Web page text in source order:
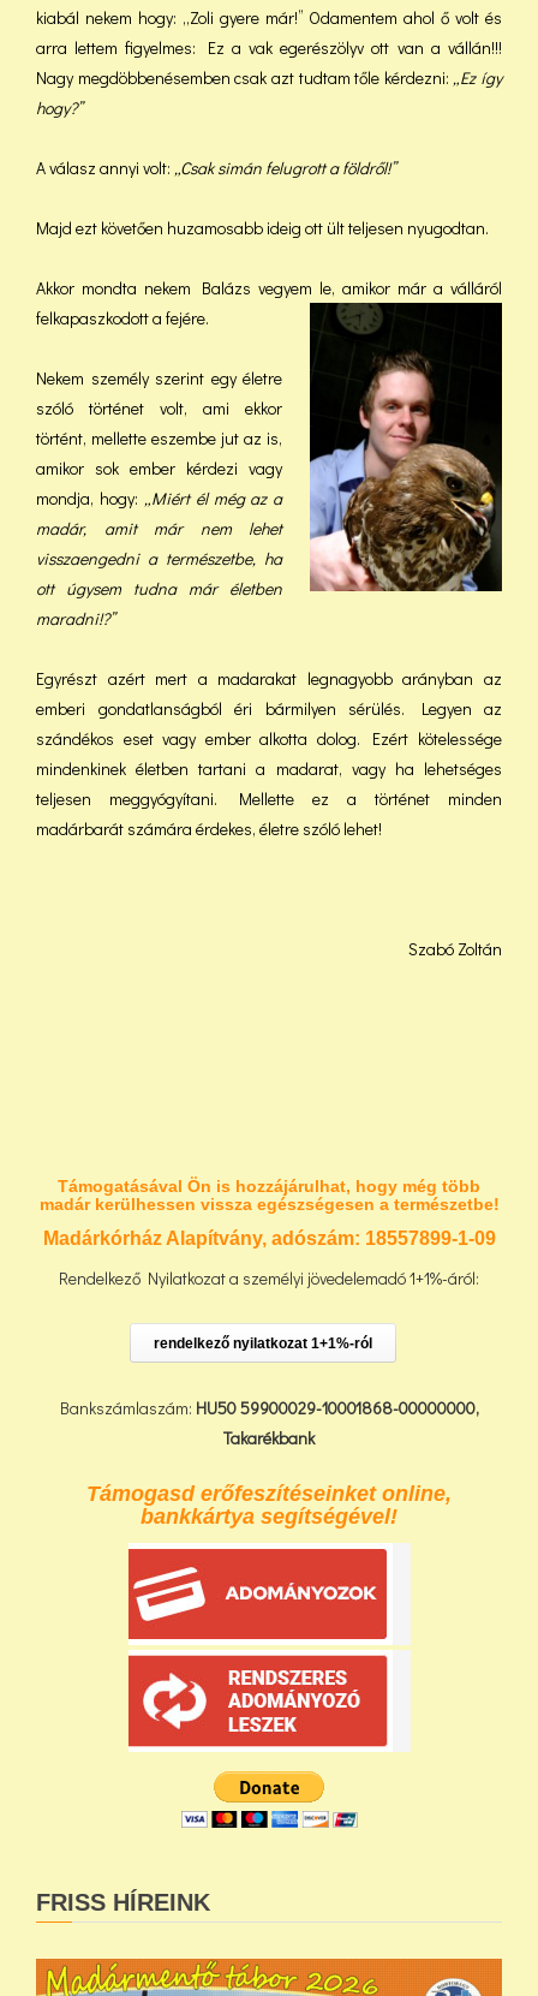
kiabál nekem hogy: „Zoli gyere már!” Odamentem ahol ő volt és
arra lettem figyelmes: Ez a vak egerészölyv ott van a vállán!!!
Nagy megdöbbenésemben csak azt tudtam tőle kérdezni: „Ez így
hogy?”
A válasz annyi volt: „Csak simán felugrott a földről!”
Majd ezt követően huzamosabb ideig ott ült teljesen nyugodtan.
Akkor mondta nekem Balázs vegyem le, amikor már a válláról
felkapaszkodott a fejére.
Nekem személy szerint egy életre
szóló történet volt, ami ekkor
történt, mellette eszembe jut az is,
amikor sok ember kérdezi vagy
mondja, hogy: „Miért él még az a
madár, amit már nem lehet
visszaengedni a természetbe, ha
ott úgysem tudna már életben
maradni!?”
Egyrészt azért mert a madarakat legnagyobb arányban az
emberi gondatlanságból éri bármilyen sérülés. Legyen az
szándékos eset vagy ember alkotta dolog. Ezért kötelessége
mindenkinek életben tartani a madarat, vagy ha lehetséges
teljesen meggyógyítani. Mellette ez a történet minden
madárbarát számára érdekes, életre szóló lehet!
Szabó Zoltán
Támogatásával Ön is hozzájárulhat, hogy még több
madár kerülhessen vissza egészségesen a természetbe!
Madárkórház Alapítvány, adószám: 18557899-1-09
Rendelkező Nyilatkozat a személyi jövedelemadó 1+1%-áról:
rendelkező nyilatkozat 1+1%-ról
Bankszámlaszám: HU50 59900029-10001868-00000000,
Takarékbank
Támogasd erőfeszítéseinket online,
bankkártya segítségével!
FRISS HÍREINK